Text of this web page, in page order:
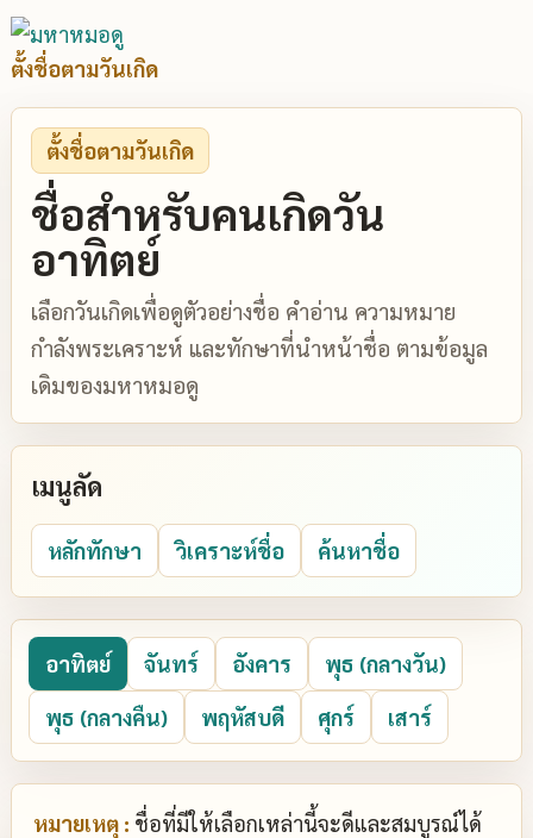
ตั้งชื่อตามวันเกิด
ตั้งชื่อตามวันเกิด
ชื่อสำหรับคนเกิดวัน
อาทิตย์
เลือกวันเกิดเพื่อดูตัวอย่างชื่อ คำอ่าน ความหมาย
กำลังพระเคราะห์ และทักษาที่นำหน้าชื่อ ตามข้อมูล
เดิมของมหาหมอดู
เมนูลัด
หลักทักษา วิเคราะห์ชื่อ ค้นหาชื่อ
อาทิตย์ จันทร์ อังคาร
พุธ (กลางวัน)
พุธ (กลางคืน)
พฤหัสบดี ศุกร์ เสาร์
หมายเหตุ : ชื่อที่มีให้เลือกเหล่านี้จะดีและสมบูรณ์ได้